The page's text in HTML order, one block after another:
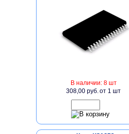
В наличии: 8 шт
308,00 руб.от 1 шт